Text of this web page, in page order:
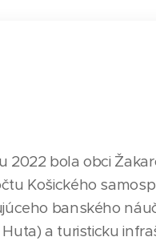
2022 bola obci
Košického
banského
Huta) a turisticku